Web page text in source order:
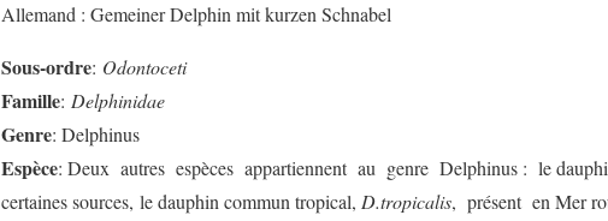
Allemand : Gemeiner Delphin mit kurzen Schnabel
Sous-ordre: Odontoceti
Famille: Delphinidae
Genre: Delphinus
Espèce: Deux autres espèces appartiennent au genre Delphinus : le
certaines sources, le dauphin commun tropical, D.tropicalis, présent en Mer